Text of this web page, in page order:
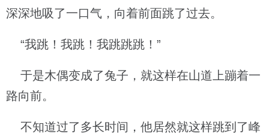
深深地吸了一口气，向着前面跳了过去。
“我跳！我跳！我跳跳跳！”
于是木偶变成了兔子，就这样在山道上蹦着一
路向前。
不知道过了多长时间，他居然就这样跳到了峰